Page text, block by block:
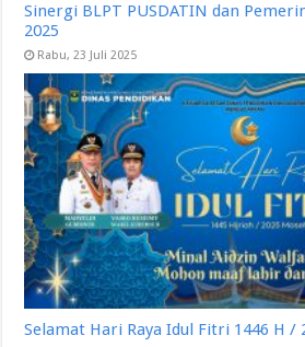
Sinergi BLPT PUSDATIN dan
2025
Rabu, 23 Juli 2025
Selamat Hari Raya Idul Fitri 1446 H /